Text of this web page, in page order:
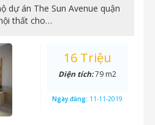
dự án The Sun Avenue quận
thất cho…
16 Triệu
Diện tích:79 m2
Ngày đăng: 11-11-2019